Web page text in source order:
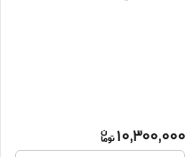
10,300,000